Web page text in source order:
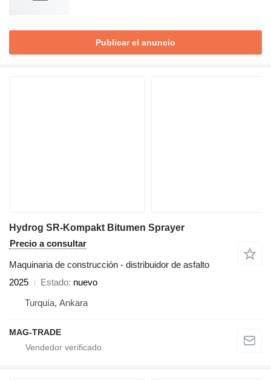
Publicar el anuncio
Hydrog SR-Kompakt Bitumen Sprayer
Precio a consultar
Maquinaria de construcción - distribuidor de asfalto
2025
Estado nuevo
Turquía, Ankara
MAG-TRADE